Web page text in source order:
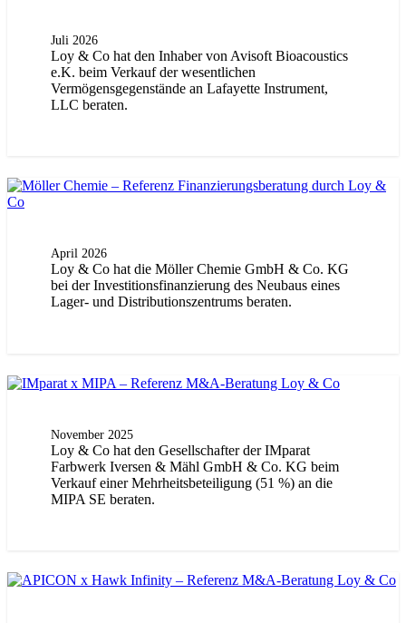
Juli 2026
Loy & Co hat den Inhaber von Avisoft Bioacoustics
e.K. beim Verkauf der wesentlichen
Vermögensgegenstände an Lafayette Instrument,
LLC beraten.
April 2026
Loy & Co hat die Möller Chemie GmbH & Co. KG
bei der Investitionsfinanzierung des Neubaus eines
Lager- und Distributionszentrums beraten.
November 2025
Loy & Co hat den Gesellschafter der IMparat
Farbwerk Iversen & Mähl GmbH & Co. KG beim
Verkauf einer Mehrheitsbeteiligung (51 %) an die
MIPA SE beraten.